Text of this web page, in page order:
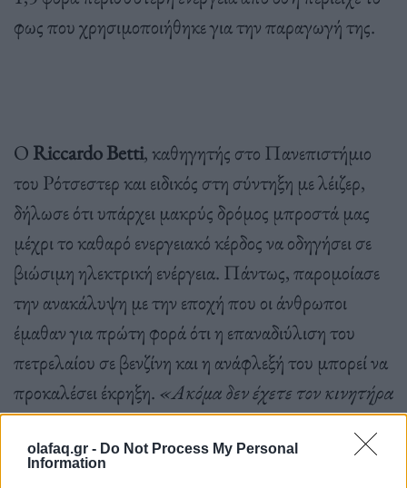
olafaq.gr - Do Not Process My Personal
Information
φως που χρησιμοποιήθηκε για την παραγωγή της.
ΟRiccardo Betti,καθηγητής στο Πανεπιστήμιο
του Ρότσεστερ και ειδικός στη σύντηξη με λέιζερ,
δήλωσε ότι υπάρχει μακρύς δρόμος μπροστά μας
μέχρι το καθαρό ενεργειακό κέρδος να οδηγήσει σε
βιώσιμη ηλεκτρική ενέργεια. Πάντως,παρομοίασε
την ανακάλυψη με την εποχή που οι άνθρωποι
έμαθαν για πρώτη φορά ότι η επαναδιύλιση του
πετρελαίου σε βενζίνη και η ανάφλεξή του μπορεί να
προκαλέσει έκρηξη. «Ακόμα δεν έχετε τον κινητήρα
και ακόμα δεν έχετε τα ελαστικά»,δήλωσε οBetti.
«Δεν μπορείς να πεις ότι έχεις αυτοκίνητο»